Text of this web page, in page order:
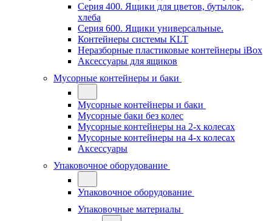
Серия 400. Ящики для цветов, бутылок,
хлеба
Серия 600. Ящики универсальные.
Контейнеры системы KLT
Неразборные пластиковые контейнеры iBox
Аксессуары для ящиков
Мусорные контейнеры и баки
Мусорные контейнеры и баки
Мусорные баки без колес
Мусорные контейнеры на 2-х колесах
Мусорные контейнеры на 4-х колесах
Аксессуары
Упаковочное оборудование
Упаковочное оборудование
Упаковочные материалы